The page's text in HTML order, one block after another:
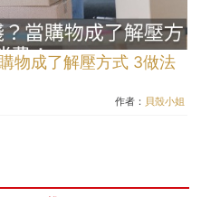
物成了解壓方式 3做法
作者： 貝殼小姐